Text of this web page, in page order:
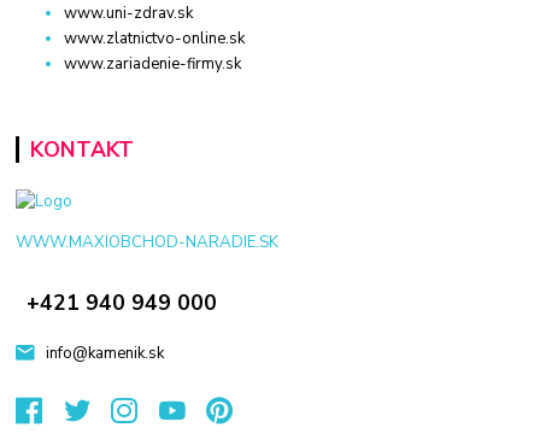
www.uni-zdrav.sk
www.zlatnictvo-online.sk
www.zariadenie-firmy.sk
KONTAKT
WWW.MAXIOBCHOD-NARADIE.SK
+421 940 949 000
info@kamenik.sk